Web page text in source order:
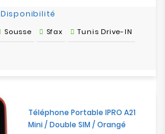
Disponibilité
Sousse Sfax Tunis Drive-IN
Téléphone Portable IPRO A21
Mini / Double SIM / Orangé